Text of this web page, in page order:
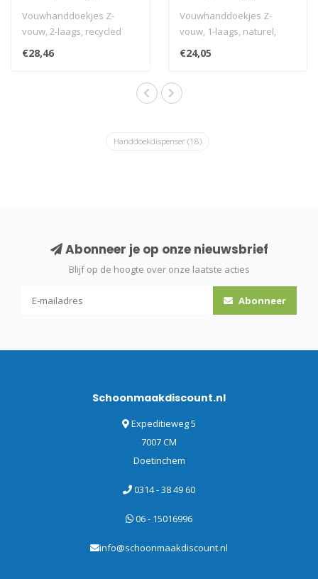
3200 stuks
Vouwhanddoekjes Z-
vouw, 2-laags, recycled
tissue wit, 3200 stuks
i.v.m. transpo..
€28,46
Vouwhanddoekjes Z-
vouw, 1-laags, naturel,
5000 stuks
i.v.m. transportkosten is ..
€24,05
Handdoekdispenser (18)
Abonneer je op onze nieuwsbrief
Blijf op de hoogte over onze laatste acties
Abonneer
Schoonmaakdiscount.nl
Expeditieweg 5
7007 CM
Doetinchem
0314 - 38 49 60
06 - 15016996
info@schoonmaakdiscount.nl